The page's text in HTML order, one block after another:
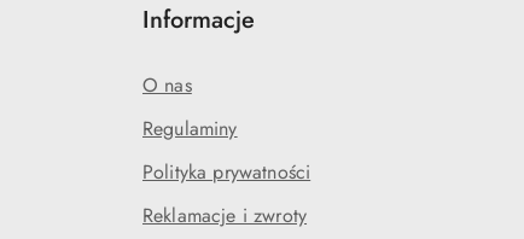
Informacje
O nas
Regulaminy
Polityka prywatności
Reklamacje i zwroty